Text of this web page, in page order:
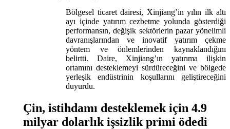
Bölgesel ticaret dairesi, Xinjiang’in yılın ilk altı
ayı içinde yatırım cezbetme yolunda gösterdiği
performansın, değişik sektörlerin pazar yönelimli
davranışlarından ve inovatif yatırım çekme
yöntem ve önlemlerinden kaynaklandığını
belirtti. Daire, Xinjiang’ın yatırıma ilişkin
ortamını desteklemeyi sürdüreceğini ve bölgede
yerleşik endüstrinin koşullarını geliştireceğini
duyurdu.
Çin, istihdamı desteklemek için 4.9
milyar dolarlık işsizlik primi ödedi